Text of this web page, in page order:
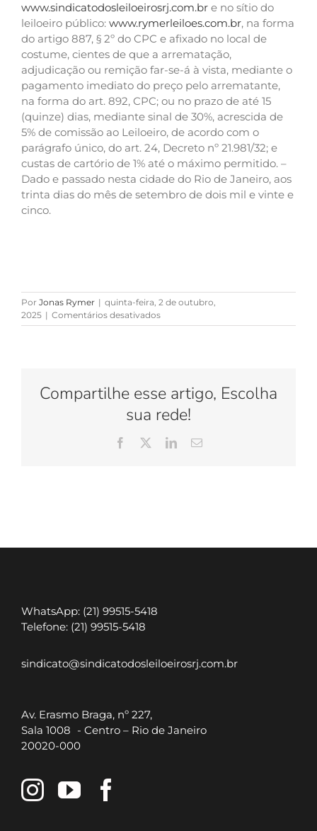
www.sindicatodosleiloeirosrj.com.br e no sítio do
leiloeiro público: www.rymerleiloes.com.br, na forma
do artigo 887, § 2º do CPC e afixado no local de
costume, cientes de que a arrematação,
adjudicação ou remição far-se-á à vista, mediante o
pagamento imediato do preço pelo arrematante,
na forma do art. 892, CPC; ou no prazo de até 15
(quinze) dias, mediante sinal de 30%, acrescida de
5% de comissão ao Leiloeiro, de acordo com o
parágrafo único, do art. 24, Decreto nº 21.981/32; e
custas de cartório de 1% até o máximo permitido. –
Dado e passado nesta cidade do Rio de Janeiro, aos
trinta dias do mês de setembro de dois mil e vinte e
cinco.
Por Jonas Rymer | quinta-feira, 2 de outubro,
2025 | Comentários desativadosem
Apartamento
na
Prefeito
Cardoso,
Compartilhe esse artigo, Escolha
sua rede!
Facebook LinkedIn
E-
WhatsApp: (21) 99515-5418
Telefone: (21) 99515-5418
sindicato@sindicatodosleiloeirosrj.com.br
Av. Erasmo Braga, nº 227,
Sala 1008 - Centro – Rio de Janeiro
20020-000